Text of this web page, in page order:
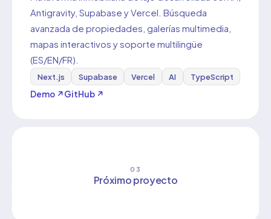
Antigravity, Supabase y Vercel. Búsqueda
avanzada de propiedades, galerías multimedia,
mapas interactivos y soporte multilingüe
(ES/EN/FR).
Next.js Supabase Vercel AI TypeScript
Demo ↗GitHub ↗
03
Próximo proyecto